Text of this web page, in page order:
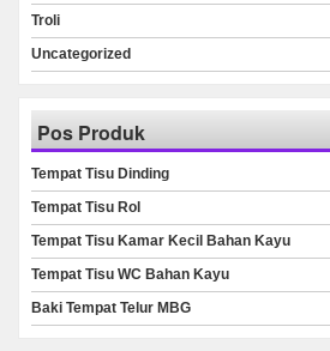
Troli
Uncategorized
Pos Produk
Tempat Tisu Dinding
Tempat Tisu Rol
Tempat Tisu Kamar Kecil Bahan Kayu
Tempat Tisu WC Bahan Kayu
Baki Tempat Telur MBG